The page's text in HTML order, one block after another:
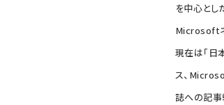
を中心とし
Microsoft
現在は「日
ス、
誌への記事